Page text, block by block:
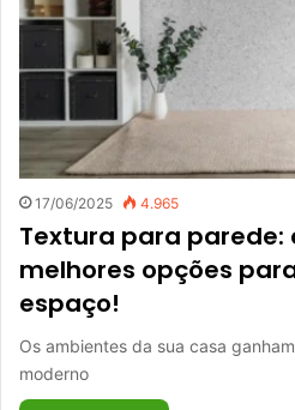
17/06/2025 4.965
Textura para parede:
melhores opções
espaço!
Os ambientes da sua casa
moderno